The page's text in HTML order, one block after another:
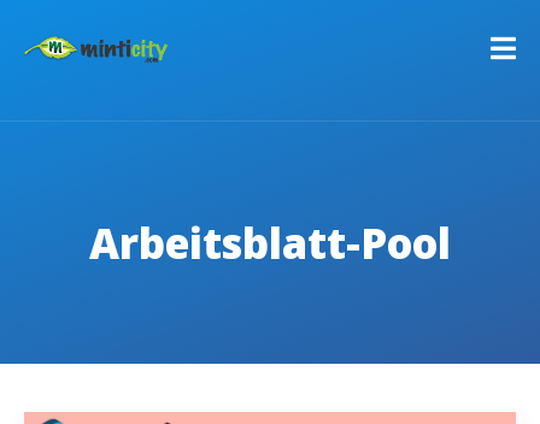
Arbeitsblatt-Pool